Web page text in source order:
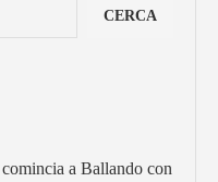
CERCA
a Ballando con